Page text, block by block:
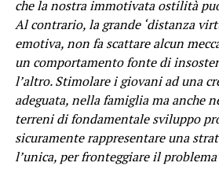
che la nostra immotivata ostilità
Al contrario, la grande ‘distanza
emotiva, non fa scattare alcun
un comportamento fonte di
l’altro. Stimolare i giovani ad una
adeguata, nella famiglia ma anche
terreni di fondamentale sviluppo
sicuramente rappresentare una
l’unica, per fronteggiare il